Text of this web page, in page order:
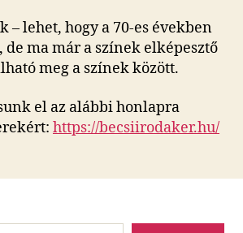
– lehet, hogy a 70-es években
de ma már a színek elképesztő
meg a színek között.
el az alábbi honlapra
https://becsiirodaker.hu/